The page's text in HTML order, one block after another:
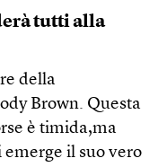
tutti alla
della
Brown. Questa
è timida,ma
il suo vero